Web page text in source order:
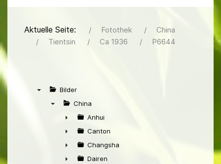
Aktuelle Seite: Fotothek
China
Tientsin
Ca 1936 P6644
Bilder
China
►
Anhui
►
Canton
►
Changsha
Dairen